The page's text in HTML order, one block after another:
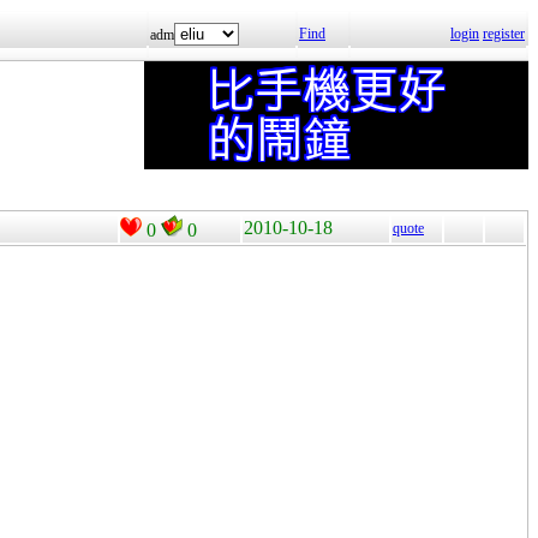
adm Find login register
0 0 2010-10-18 quote